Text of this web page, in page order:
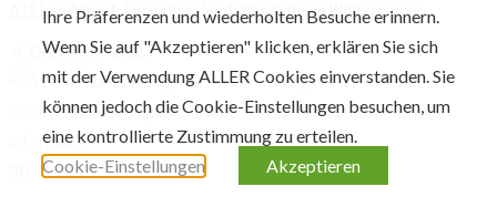
« Dez
Folge uns auf Social
Empfehle LKWnews weiter
A13 Landquart-Sarganserland: Baustelle in Winterpause
4. Dezember 2025
Ihre Präferenzen und wiederholten Besuche erinnern.
Wenn Sie auf "Akzeptieren" klicken, erklären Sie sich
mit der Verwendung ALLER Cookies einverstanden. Sie
können jedoch die Cookie-Einstellungen besuchen, um
eine kontrollierte Zustimmung zu erteilen.
Cookie-Einstellungen
Akzeptieren